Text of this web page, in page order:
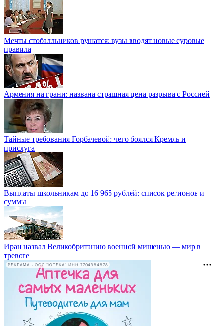
Мечты стобалльников рушатся: вузы вводят новые суровые
правила
Армения на грани: названа страшная цена разрыва с Россией
Тайные требования Горбачевой: чего боялся Кремль и
прислуга
Выплаты школьникам до 16 965 рублей: список регионов и
суммы
Иран назвал Великобританию военной мишенью — мир в
тревоге
РЕКЛАМА • ООО "ЮТЕКА" ИНН 7704384878